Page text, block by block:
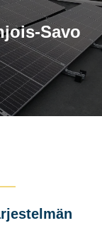
Savo